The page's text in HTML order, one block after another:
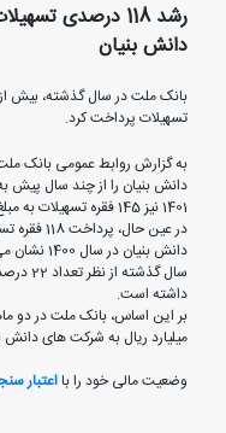
رشد 118 درصدی
دانش بنیان
تسهیلات پرداخت کرد.
به گزارش روابط عمومی بانک
دانش بنیان را از چند سال پیش
1401 نیز 145 فقره تسهیلات به مبلغ 11.563 میلیارد ریال به این شرکت ها پرداخت کرد.
دانش
داشته است.
میلیارد ریال به شرکت های دانش
وضعیت مالی خود را بااعتبار